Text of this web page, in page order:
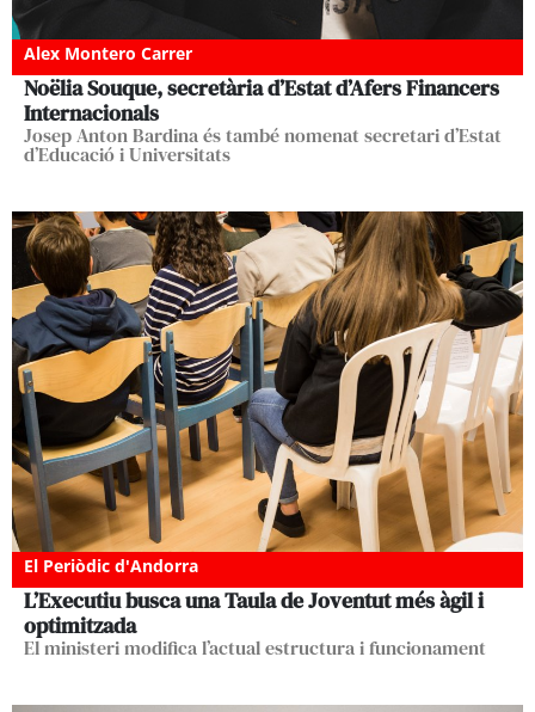
Alex Montero Carrer
Noëlia Souque, secretària d’Estat d’Afers Financers
Internacionals
Josep Anton Bardina és també nomenat secretari d’Estat
d’Educació i Universitats
El Periòdic d'Andorra
L’Executiu busca una Taula de Joventut més àgil i
optimitzada
El ministeri modifica l’actual estructura i funcionament